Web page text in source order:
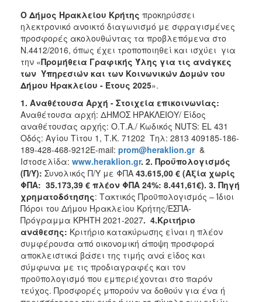
2020
2019
2018
2017
2016
2015
2013
ΤΟΠΟΣ
ΠΟΛΙΤΙΣΜΟΣ
ΑΝΘΕΚΤΙΚΗ
ΠΟΛΗ
Ο Δήμος Ηρακλείου Κρήτης προκηρύσσει
ηλεκτρονικό ανοικτό διαγωνισμό με σφραγισμένες
προσφορές ακολουθώντας τα προβλεπόμενα στο
Ν.4412/2016, όπως έχει τροποποιηθεί και ισχύει για
την «Προμήθεια Γραφικής Ύλης για τις ανάγκες
των Υπηρεσιών και των Κοινωνικών Δομών του
Δήμου Ηρακλείου - Έτους 2025».
1. Αναθέτουσα Αρχή - Στοιχεία επικοινωνίας:
Αναθέτουσα αρχή: ΔΗΜΟΣ ΗΡΑΚΛΕΙΟΥ/ Είδος
αναθέτουσας αρχής: Ο.Τ.Α./ Κωδικός NUTS: EL 431
Οδός: Αγίου Τίτου 1, Τ.Κ. 71202 Τηλ: 2813 409185-186-
189-428-468-9212E-mail: prom@heraklion.gr&
Ιστοσελίδα: www.heraklion.gr. 2. Προϋπολογισμός
(Π/Υ): Συνολικός Π/Υ με ΦΠΑ 43.615,00 € (Αξία χωρίς
ΦΠΑ: 35.173,39 € πλέον ΦΠΑ 24%: 8.441,61€). 3. Πηγή
χρηματοδότησης: Τακτικός Προϋπολογισμός – Ίδιοι
Πόροι του Δήμου Ηρακλείου Κρήτης/ΕΣΠΑ-
Πρόγραμμα ΚΡΗΤΗ 2021-2027. 4.Κριτήριο
ανάθεσης: Κριτήριο κατακύρωσης είναι η πλέον
συμφέρουσα από οικονομική άποψη προσφορά
αποκλειστικά βάσει της τιμής ανά είδος και
σύμφωνα με τις προδιαγραφές και τον
προϋπολογισμό που εμπεριέχονται στο παρόν
τεύχος. Προσφορές μπορούν να δοθούν για ένα ή